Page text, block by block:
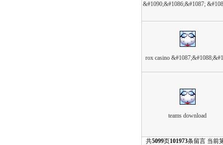
&#1090;&#1086;&#1087;
rox casino
teams download
共5099页101973条留言 当前